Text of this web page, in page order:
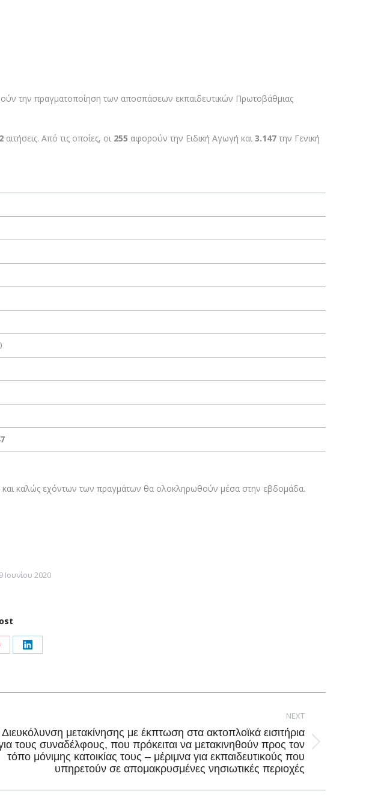
την πραγματοποίηση των αποσπάσεων εκπαιδευτικών Πρωτοβάθμιας
αιτήσεις. Από τις οποίες, οι 255 αφορούν την Ειδική Αγωγή και 3.147 την Γενική
και καλώς εχόντων των πραγμάτων θα ολοκληρωθούν μέσα στην εβδομάδα.
Ιουνίου 2020
Share
LinkedIn
NEXT
Διευκόλυνση μετακίνησης με έκπτωση στα ακτοπλοϊκά εισιτήρια
τους συναδέλφους, που πρόκειται να μετακινηθούν προς τον
τόπο μόνιμης κατοικίας τους – μέριμνα για εκπαιδευτικούς που
υπηρετούν σε απομακρυσμένες νησιωτικές περιοχές